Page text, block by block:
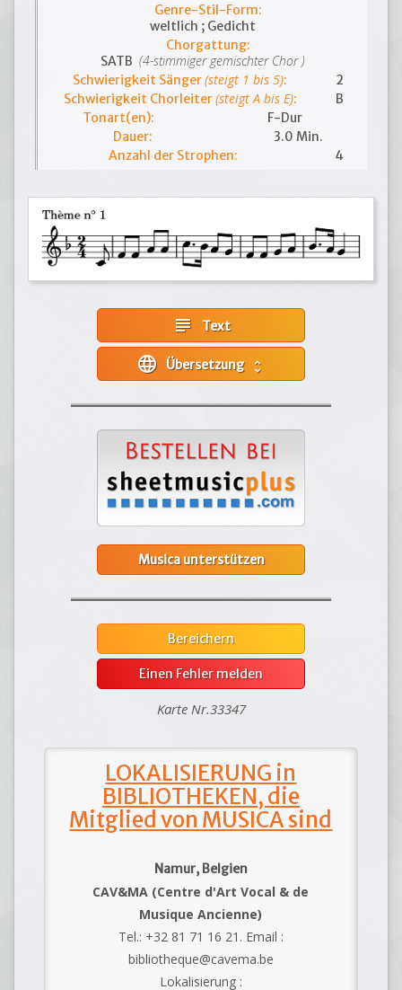
Genre-Stil-Form:
weltlich ; Gedicht
Chorgattung:
SATB (4-stimmiger gemischter Chor )
Schwierigkeit Sänger(steigt 1 bis 5):
2
Schwierigkeit Chorleiter(steigt A bis E):
B
Tonart(en):
F-Dur
Dauer:
3.0 Min.
Anzahl der Strophen:
4
subject Text
language unfold_more
Musica unterstützen
Bereichern
Einen Fehler melden
Karte Nr.33347
LOKALISIERUNG in
BIBLIOTHEKEN, die
Mitglied von MUSICA sind
Namur, Belgien
CAV&MA (Centre d'Art Vocal & de
Musique Ancienne)
Tel.: +32 81 71 16 21. Email :
bibliotheque@cavema.be
Lokalisierung :